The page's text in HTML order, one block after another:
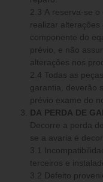
2.3 A reserva-se o direito de alterar, modificar, melhorar ou
realizar
componente do
prévio, e não
alterações nos
2.4 Todas as
garantia, deverão
prévio exame do
DA PERDA DE
Decorre a perda
se a avaria é
3.1
terceiros e
3.2 Defeito